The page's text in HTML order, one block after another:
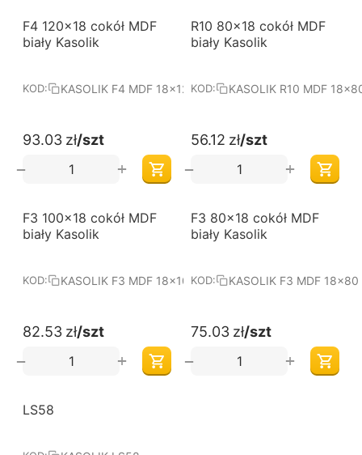
F4 120x18 cokół MDF
biały Kasolik
KOD: KASOLIK F4 MDF 18x120
93.03 zł/szt
+
−
R10 80x18 cokół MDF
biały Kasolik
KOD: KASOLIK R10 MDF
56.12 zł/szt
+
−
F3 100x18 cokół MDF
biały Kasolik
KOD: KASOLIK F3 MDF 18x100
82.53 zł/szt
+
−
F3 80x18 cokół MDF
biały Kasolik
KOD: KASOLIK F3 MDF 18x80
75.03 zł/szt
+
−
LS58